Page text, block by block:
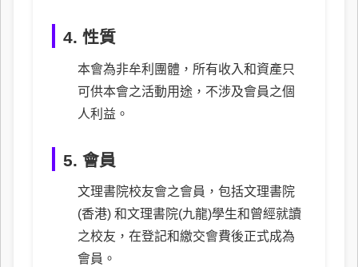
4. 性質
本會為非牟利團體，所有收入和資產只
可供本會之活動用途，不涉及會員之個
人利益。
5. 會員
文理書院校友會之會員，包括文理書院
(香港) 和文理書院(九龍)學生和曾經就讀
之校友，在登記和繳交會費後正式成為
會員。